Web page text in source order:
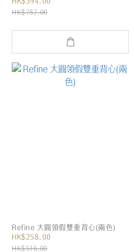
HK$787.00
Refine 大圓領假雙重背心(兩色)
HK$258.00
HK$516.00